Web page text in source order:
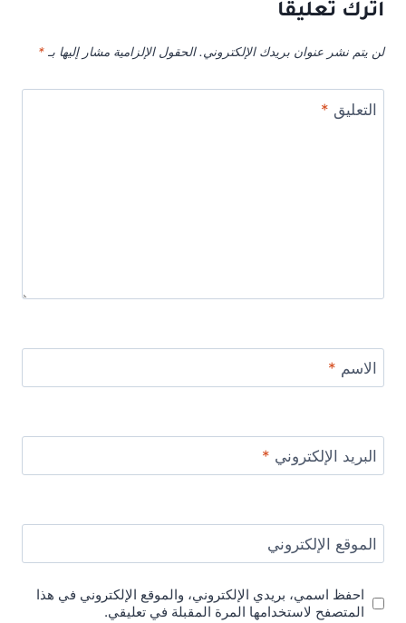
اترك تعليقاً
لن يتم نشر عنوان بريدك الإلكتروني. الحقول الإلزامية مشار إليها بـ *
التعليق *
الاسم *
البريد الإلكتروني *
الموقع الإلكتروني
احفظ اسمي، بريدي الإلكتروني، والموقع الإلكتروني في هذا
المتصفح لاستخدامها المرة المقبلة في تعليقي.